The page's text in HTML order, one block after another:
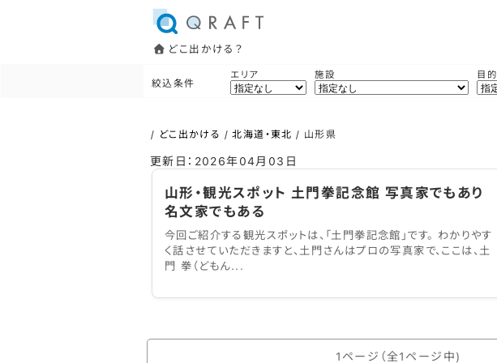
どこ出かける？
絞込条件
エリア 施設 目的
/ どこ出かける /北海道・東北 / 山形県
更新日：2026年04月03日
山形・観光スポット 土門拳記念館 写真家でもあり
名文家でもある
今回ご紹介する観光スポットは、「土門拳記念館」です。 わかりやす
く話させていただきますと、土門さんはプロの写真家で、ここは、土
門 拳（どもん...
1ページ（全1ページ中)